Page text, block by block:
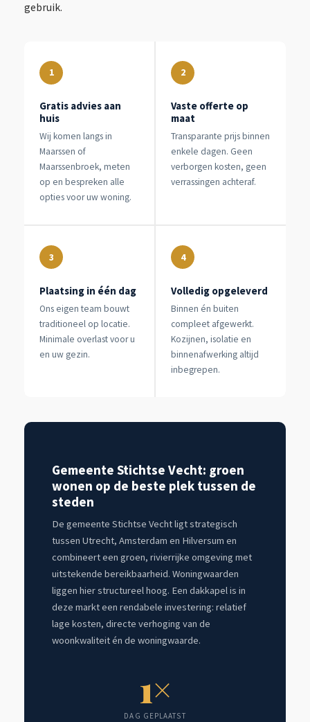
gebruik.
1
Gratis advies aan
huis
Wij komen langs in
Maarssen of
Maarssenbroek, meten
op en bespreken alle
opties voor uw woning.
2
Vaste offerte op
maat
Transparante prijs binnen
enkele dagen. Geen
verborgen kosten, geen
verrassingen achteraf.
3
Plaatsing in één dag
Ons eigen team bouwt
traditioneel op locatie.
Minimale overlast voor u
en uw gezin.
4
Volledig opgeleverd
Binnen én buiten
compleet afgewerkt.
Kozijnen, isolatie en
binnenafwerking altijd
inbegrepen.
Gemeente Stichtse Vecht: groen
wonen op de beste plek tussen de
steden
De gemeente Stichtse Vecht ligt strategisch
tussen Utrecht, Amsterdam en Hilversum en
combineert een groen, rivierrijke omgeving met
uitstekende bereikbaarheid. Woningwaarden
liggen hier structureel hoog. Een dakkapel is in
deze markt een rendabele investering: relatief
lage kosten, directe verhoging van de
woonkwaliteit én de woningwaarde.
1×
DAG GEPLAATST